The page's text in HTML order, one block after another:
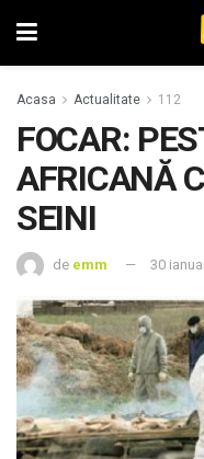
Acasa Actualitate 112
FOCAR:
AFRICANĂ
SEINI
de emm 30